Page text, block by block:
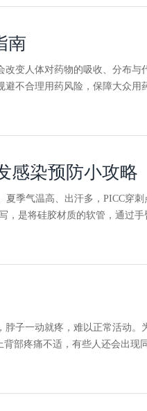
南
变人体对药物的吸收、分布
不合理用药风险，保障大众用
感染预防小攻略
季气温高、出汗多，PICC穿
，是将硅胶材质的软管，通过
子一动就疼，难以正常活动
部疼痛不适，有些人还会出